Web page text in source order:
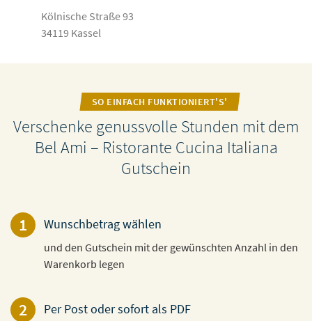
Kölnische Straße 93
34119 Kassel
SO EINFACH FUNKTIONIERT'S'
Verschenke genussvolle Stunden mit dem
Bel Ami – Ristorante Cucina Italiana
Gutschein
1 Wunschbetrag wählen
und den Gutschein mit der gewünschten Anzahl in den
Warenkorb legen
2 Per Post oder sofort als PDF